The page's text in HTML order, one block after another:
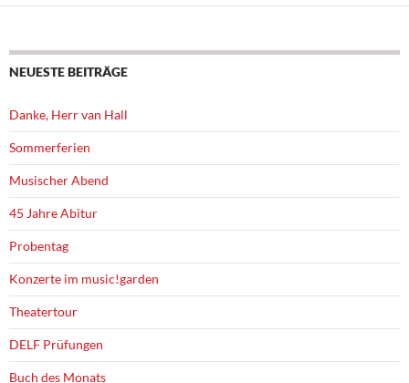
NEUESTE BEITRÄGE
Danke, Herr van Hall
Sommerferien
Musischer Abend
45 Jahre Abitur
Probentag
Konzerte im music!garden
Theatertour
DELF Prüfungen
Buch des Monats